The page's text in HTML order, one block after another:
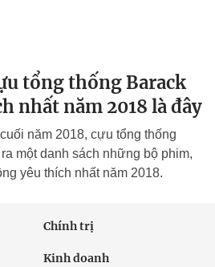
tổng thống Barack
nhất năm 2018 là đây
năm 2018, cựu tổng thống
một danh sách những bộ phim,
yêu thích nhất năm 2018.
Chính trị
Kinh doanh